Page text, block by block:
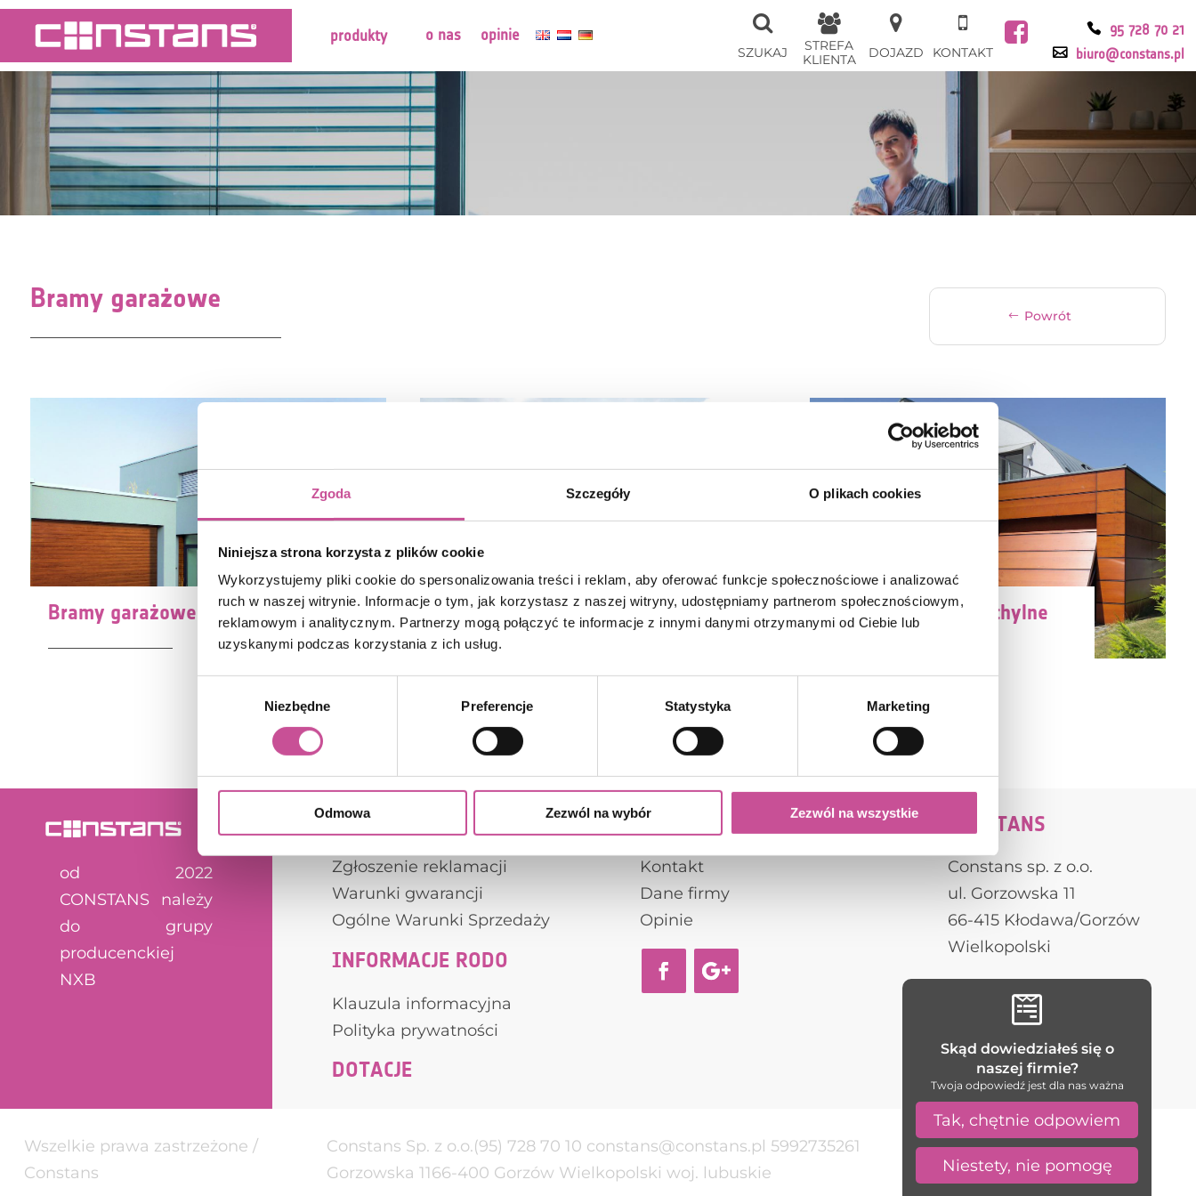
Zgoda Szczegóły O plikach cookies
Niniejsza strona korzysta z plików cookie
Wykorzystujemy pliki cookie do spersonalizowania treści i reklam, aby oferować funkcje społecznościowe i analizować
ruch w naszej witrynie. Informacje o tym, jak korzystasz z naszej witryny, udostępniamy partnerom społecznościowym,
reklamowym i analitycznym. Partnerzy mogą połączyć te informacje z innymi danymi otrzymanymi od Ciebie lub
uzyskanymi podczas korzystania z ich usług.
Niezbędne Preferencje Statystyka Marketing
Odmowa Zezwól na wybór Zezwól na wszystkie
produkty o nas opinie
95 728 70 21
biuro@constans.pl
KONTAKT
DOJAZD
STREFA
KLIENTA
SZUKAJ

Skąd dowiedziałeś się o
naszej firmie?
Twoja odpowiedź jest dla nas ważna
Tak, chętnie odpowiem
Niestety, nie pomogę
Bramy garażowe
Powrót
Bramy garażowe rolowane
Bramy garażowe
segmentowe
Bramy garażowe uchylne
od 2022
CONSTANS należy
do grupy
producenckiej
NXB
Zgłoszenie reklamacji
Warunki gwarancji
Ogólne Warunki Sprzedaży
INFORMACJE RODO
Klauzula informacyjna
Polityka prywatności
DOTACJE
Kontakt
Dane firmy
Opinie
CONSTANS
Constans sp. z o.o.
ul. Gorzowska 11
66-415 Kłodawa/Gorzów
Wielkopolski
haustüren aus polen
Wszelkie prawa zastrzeżone /
Constans
Constans Sp. z o.o.(95) 728 70 10 constans@constans.pl
Gorzowska 1166-400 Gorzów Wielkopolski woj. lubuskie
5992735261